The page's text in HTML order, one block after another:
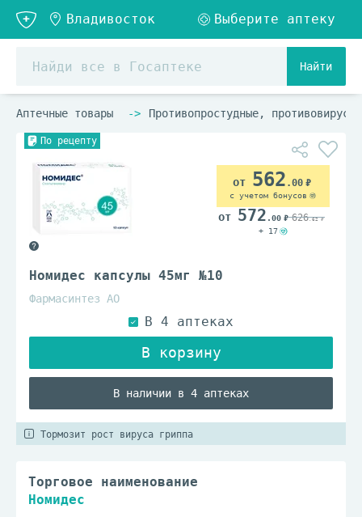
Найти
Аптечные товары Противопростудные,
По рецепту
Номидес капсулы 45мг №10
Фармасинтез АО
В наличии в 4 аптеках
562 .00
с учетом бонусов
572 .00 626.62
+ 17
Тормозит рост вируса гриппа
Торговое наименование
Номидес